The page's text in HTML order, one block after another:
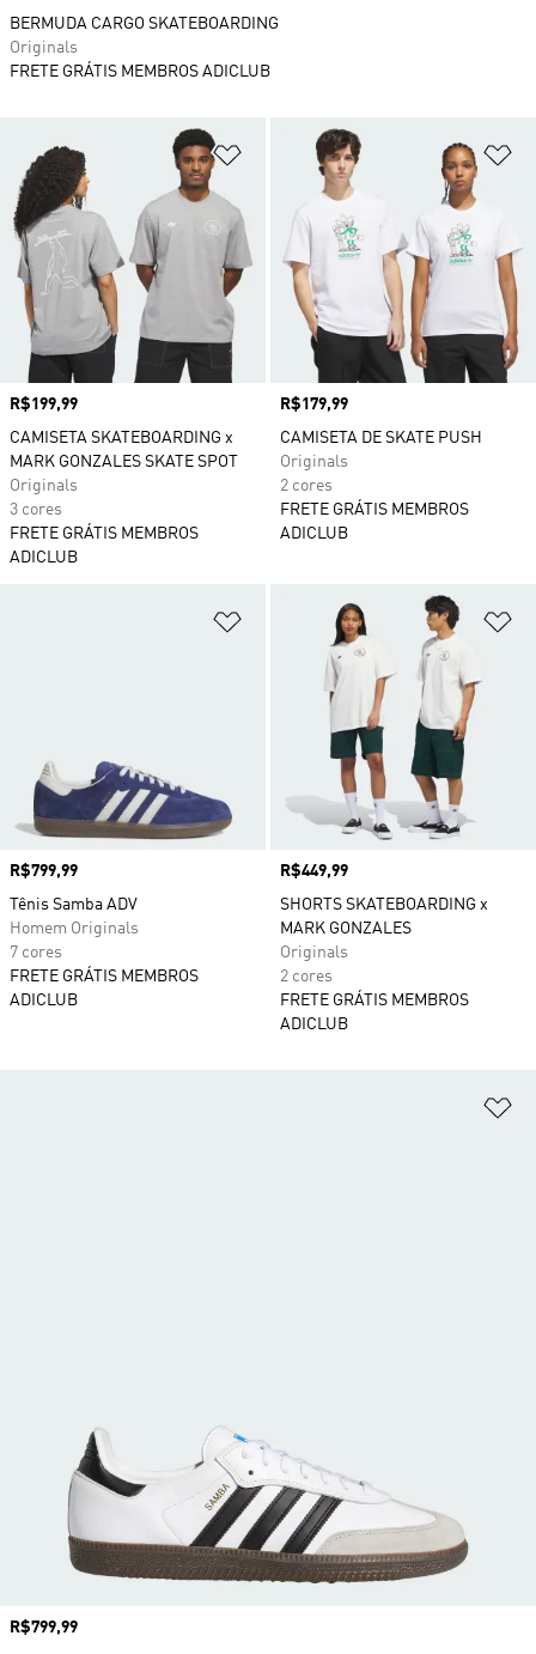
Adicionar à Lista de Desejos
Preço
R$199,99
CAMISETA SKATEBOARDING x
MARK GONZALES SKATE SPOT
Originals
3 cores
FRETE GRÁTIS MEMBROS
ADICLUB
Preço
R$179,99
CAMISETA DE SKATE PUSH
Originals
2 cores
FRETE GRÁTIS MEMBROS
ADICLUB
Adicionar à Lista de Desejos
Preço
R$799,99
Tênis Samba ADV
Homem Originals
7 cores
FRETE GRÁTIS MEMBROS
ADICLUB
Preço
R$449,99
SHORTS SKATEBOARDING x
MARK GONZALES
Originals
2 cores
FRETE GRÁTIS MEMBROS
ADICLUB
Preço
R$799,99
BERMUDA CARGO SKATEBOARDING
Originals
FRETE GRÁTIS MEMBROS ADICLUB